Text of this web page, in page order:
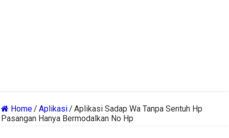
Home/ Aplikasi/ Aplikasi Sadap Wa Tanpa Sentuh Hp
Pasangan Hanya Bermodalkan No Hp